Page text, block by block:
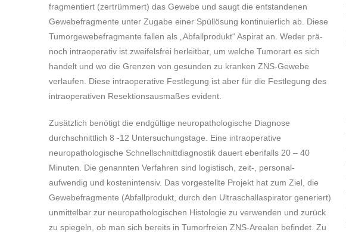
fragmentiert (zertrümmert) das Gewebe und saugt die entstandenen
Gewebefragmente unter Zugabe einer Spüllösung kontinuierlich ab. Diese
Tumorgewebefragmente fallen als „Abfallprodukt“ Aspirat an. Weder prä-
noch intraoperativ ist zweifelsfrei herleitbar, um welche Tumorart es sich
handelt und wo die Grenzen von gesunden zu kranken ZNS-Gewebe
verlaufen. Diese intraoperative Festlegung ist aber für die Festlegung des
intraoperativen Resektionsausmaßes evident.
Zusätzlich benötigt die endgültige neuropathologische Diagnose
durchschnittlich 8 -12 Untersuchungstage. Eine intraoperative
neuropathologische Schnellschnittdiagnostik dauert ebenfalls 20 – 40
Minuten. Die genannten Verfahren sind logistisch, zeit-, personal-
aufwendig und kostenintensiv. Das vorgestellte Projekt hat zum Ziel, die
Gewebefragmente (Abfallprodukt, durch den Ultraschallaspirator generiert)
unmittelbar zur neuropathologischen Histologie zu verwenden und zurück
zu spiegeln, ob man sich bereits in Tumorfreien ZNS-Arealen befindet. Zu